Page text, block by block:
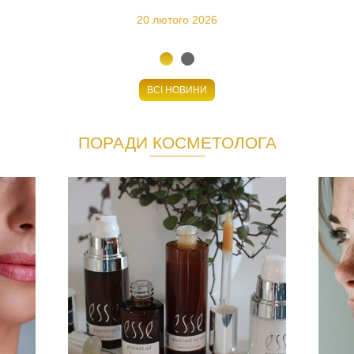
20 лютого 2026
ВСІ НОВИНИ
ПОРАДИ КОСМЕТОЛОГА